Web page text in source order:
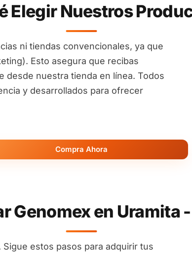
Elegir Nuestros
ni tiendas convencionales, ya que
Esto asegura que recibas
desde nuestra tienda en línea. Todos
y desarrollados para ofrecer
Compra Ahora
Genomex en Uramita
estos pasos para adquirir tus